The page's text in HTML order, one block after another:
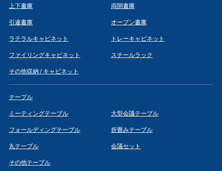
上下書庫 両開書庫
引違書庫 オープン書庫
ラテラルキャビネット トレーキャビネット
ファイリングキャビネット スチールラック
その他収納 / キャビネット
テーブル
ミーティングテーブル 大型会議テーブル
フォールディングテーブル 折畳みテーブル
丸テーブル 会議セット
その他テーブル